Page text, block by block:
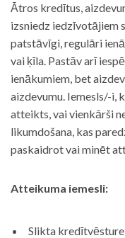
Ātros kredītus,
izsniedz iedzīvotājiem
patstāvīgi, regulāri
vai ķīla. Pastāv arī
ienākumiem, bet
aizdevumu. Iemesls/-i,
atteikts, vai vienkārši
likumdošana, kas
paskaidrot vai minēt
Atteikuma iemesli:
Slikta kredītvēsture